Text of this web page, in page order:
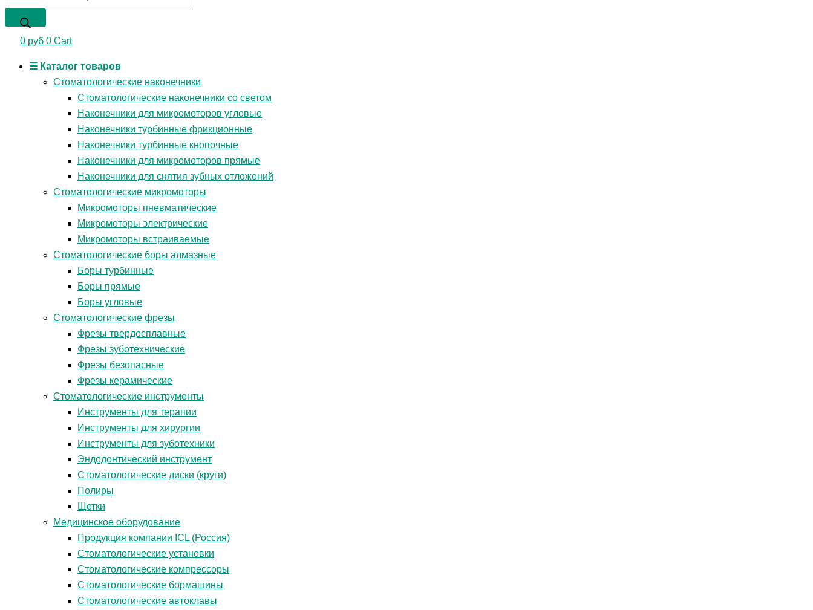
0 руб 0 Cart
☰ Каталог товаров
Стоматологические наконечники
Стоматологические наконечники со светом
Наконечники для микромоторов угловые
Наконечники турбинные фрикционные
Наконечники турбинные кнопочные
Наконечники для микромоторов прямые
Наконечники для снятия зубных отложений
Стоматологические микромоторы
Микромоторы пневматические
Микромоторы электрические
Микромоторы встраиваемые
Стоматологические боры алмазные
Боры турбинные
Боры прямые
Боры угловые
Стоматологические фрезы
Фрезы твердосплавные
Фрезы зуботехнические
Фрезы безопасные
Фрезы керамические
Стоматологические инструменты
Инструменты для терапии
Инструменты для хирургии
Инструменты для зуботехники
Эндодонтический инструмент
Стоматологические диски (круги)
Полиры
Щетки
Медицинское оборудование
Продукция компании ICL (Россия)
Стоматологические установки
Стоматологические компрессоры
Стоматологические бормашины
Стоматологические автоклавы